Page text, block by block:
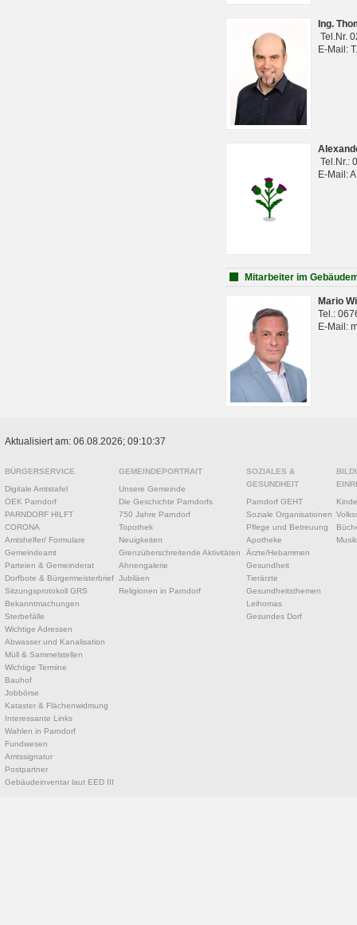
Ing.
Tel.Nr.
E-Mail:
Tel.Nr.:
E-Mail:
Mitarbeiter im
Mario
Tel.:
E-Mail:
Aktualisiert am: 06.08.2026; 09:10:37
BÜRGERSERVICE
Digitale Amtstafel
ÖEK Parndorf
PARNDORF HILFT
CORONA
Amtshelfer/ Formulare
Gemeindeamt
Parteien & Gemeinderat
Dorfbote & Bürgermeisterbrief
Sitzungsprotokoll GRS
Bekanntmachungen
Sterbefälle
Wichtige Adressen
Abwasser und Kanalisation
Müll & Sammelstellen
Wichtige Termine
Bauhof
Jobbörse
Kataster & Flächenwidmung
Interessante Links
Wahlen in Parndorf
Fundwesen
Amtssignatur
Postpartner
Gebäudeinventar laut EED III
GEMEINDEPORTRAIT
Unsere Gemeinde
Die Geschichte Parndorfs
750 Jahre Parndorf
Topothek
Neuigkeiten
Grenzüberschreitende Aktivitäten
Ahnengalerie
Jubiläen
Religionen in Parndorf
SOZIALES &
GESUNDHEIT
Parndorf GEHT
Soziale Organisationen
Pflege und Betreuung
Apotheke
Ärzte/Hebammen
Gesundheit
Tierärzte
Gesundheitsthemen
Leihomas
Gesundes Dorf